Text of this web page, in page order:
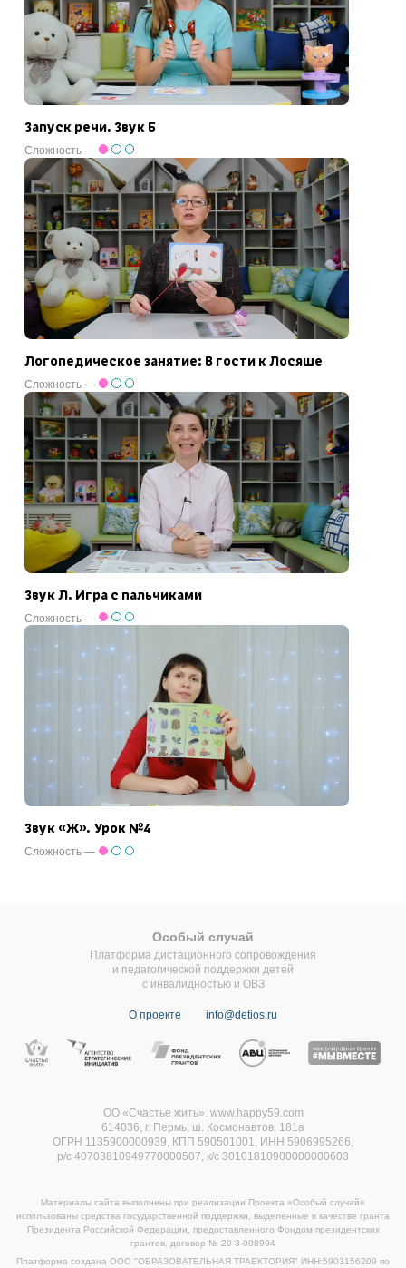
Запуск речи. Звук Б
Сложность —
Логопедическое занятие: В гости к Лосяше
Сложность —
Звук Л. Игра с пальчиками
Сложность —
Звук «Ж». Урок №4
Сложность —
Особый случай
Платформа дистационного сопровождения
и педагогической поддержки детей
с инвалидностью и ОВЗ
О проекте info@detios.ru
ОО «Счастье жить». www.happy59.com
614036, г. Пермь, ш. Космонавтов, 181а
ОГРН 1135900000939, КПП 590501001, ИНН 5906995266,
р/с 40703810949770000507, к/с 30101810900000000603
Материалы сайта выполнены при реализации Проекта «Особый случай»
использованы средства государственной поддержки, выделенные в качестве гранта
Президента Российской Федерации, предоставленного Фондом президентских
грантов, договор № 20-3-008994
Платформа создана ООО "ОБРАЗОВАТЕЛЬНАЯ ТРАЕКТОРИЯ" ИНН:5903156209 по